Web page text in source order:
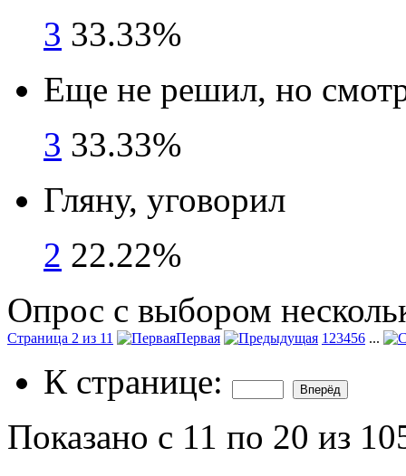
3 33.33%
Еще не решил, но
3 33.33%
Гляну, уговорил
2 22.22%
Опрос с выбором
Страница 2 из 11 Первая 123456 ...
К странице:
Показано с 11 по 20 из